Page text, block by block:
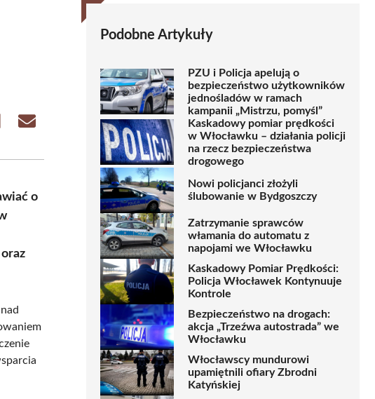
Share
o
Podobne Artykuły
PZU i Policja apelują o
bezpieczeństwo użytkowników
jednośladów w ramach
kampanii „Mistrzu, pomyśl”
Kaskadowy pomiar prędkości
w Włocławku – działania policji
na rzecz bezpieczeństwa
drogowego
Nowi policjanci złożyli
ślubowanie w Bydgoszczy
Zatrzymanie sprawców
włamania do automatu z
napojami we Włocławku
Kaskadowy Pomiar Prędkości:
Policja Włocławek Kontynuuje
Kontrole
Bezpieczeństwo na drogach:
akcja „Trzeźwa autostrada” we
Włocławku
Włocławscy mundurowi
upamiętnili ofiary Zbrodni
Katyńskiej